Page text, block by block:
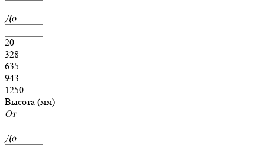
До
20
328
635
943
1250
Высота (мм)
От
До